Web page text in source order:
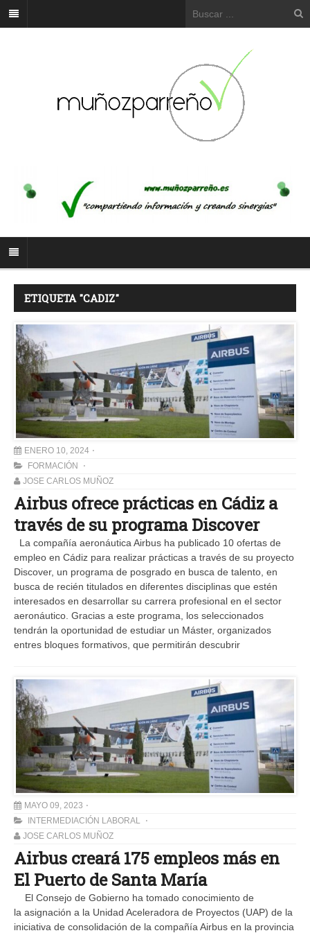
ETIQUETA "CADIZ"
ENERO 10, 2024
FORMACIÓN
JOSE CARLOS MUÑOZ
Airbus ofrece prácticas en Cádiz a
través de su programa Discover
La compañía aeronáutica Airbus ha publicado 10 ofertas de
empleo en Cádiz para realizar prácticas a través de su proyecto
Discover, un programa de posgrado en busca de talento, en
busca de recién titulados en diferentes disciplinas que estén
interesados en desarrollar su carrera profesional en el sector
aeronáutico. Gracias a este programa, los seleccionados
tendrán la oportunidad de estudiar un Máster, organizados
entres bloques formativos, que permitirán descubrir
MAYO 09, 2023
INTERMEDIACIÓN LABORAL
JOSE CARLOS MUÑOZ
Airbus creará 175 empleos más en
El Puerto de Santa María
El Consejo de Gobierno ha tomado conocimiento de
la asignación a la Unidad Aceleradora de Proyectos (UAP) de la
iniciativa de consolidación de la compañía Airbus en la provincia